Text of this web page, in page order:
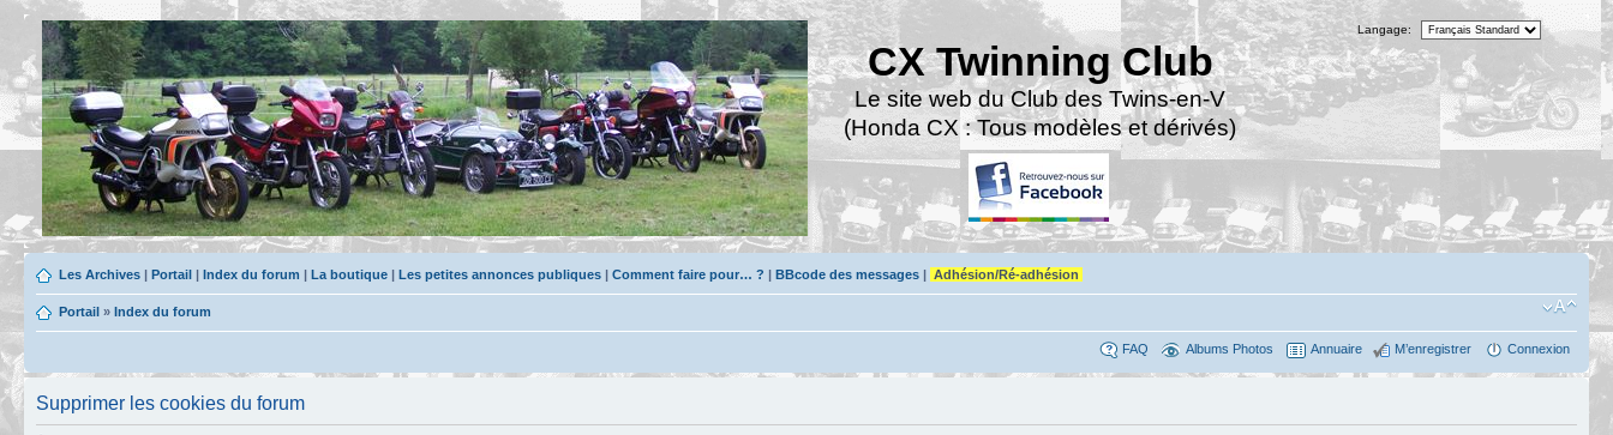
CX Twinning Club
Le site web du Club des Twins-en-V
(Honda CX : Tous modèles et dérivés)
Langage:
Les Archives | Portail | Index du forum | La boutique | Les petites annonces publiques | Comment faire pour… ? | BBcode des messages | Adhésion/Ré-adhésion
Portail » Index du forum
FAQ Albums Photos Annuaire M’enregistrer Connexion
Supprimer les cookies du forum